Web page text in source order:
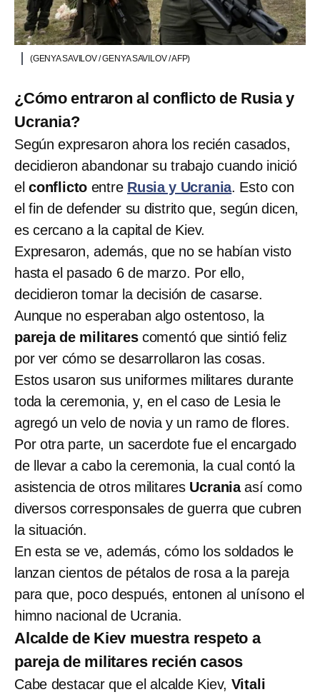
(GENYA SAVILOV / GENYA SAVILOV / AFP)
¿Cómo entraron al conflicto de Rusia y
Ucrania?
Según expresaron ahora los recién casados,
decidieron abandonar su trabajo cuando inició
el conflicto entre Rusia y Ucrania. Esto con
el fin de defender su distrito que, según dicen,
es cercano a la capital de Kiev.
Expresaron, además, que no se habían visto
hasta el pasado 6 de marzo. Por ello,
decidieron tomar la decisión de casarse.
Aunque no esperaban algo ostentoso, la
pareja de militarescomentó que sintió feliz
por ver cómo se desarrollaron las cosas.
Estos usaron sus uniformes militares durante
toda la ceremonia, y, en el caso de Lesia le
agregó un velo de novia y un ramo de flores.
Por otra parte, un sacerdote fue el encargado
de llevar a cabo la ceremonia, la cual contó la
asistencia de otros militares Ucraniaasí como
diversos corresponsales de guerra que cubren
la situación.
En esta se ve, además, cómo los soldados le
lanzan cientos de pétalos de rosa a la pareja
para que, poco después, entonen al unísono el
himno nacional de Ucrania.
Alcalde de Kiev muestra respeto a
pareja de militares recién casos
Cabe destacar que el alcalde Kiev, Vitali